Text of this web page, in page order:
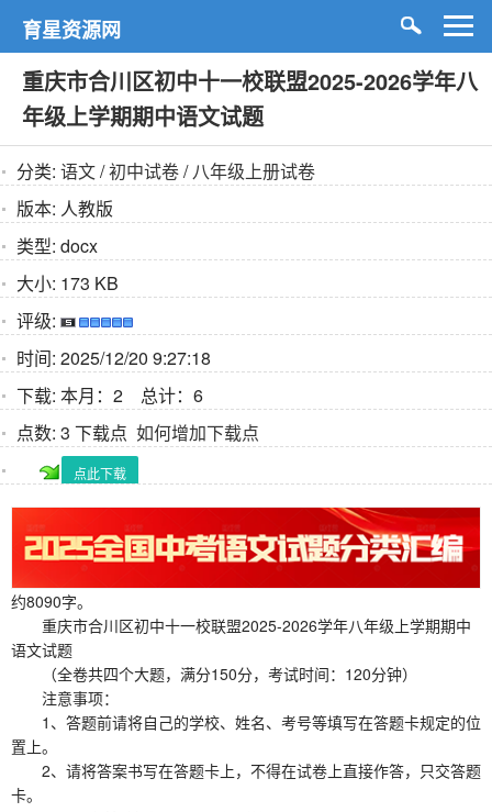
育星资源网
重庆市合川区初中十一校联盟2025-2026学年八
年级上学期期中语文试题
分类: 语文/初中试卷/八年级上册试卷
版本: 人教版
类型: docx
大小: 173 KB
评级:
时间: 2025/12/20 9:27:18
下载: 本月：2 总计：6
点数: 3 下载点 如何增加下载点
点此下载
约8090字。
重庆市合川区初中十一校联盟2025-2026学年八年级上学期期中
语文试题
（全卷共四个大题，满分150分，考试时间：120分钟）
注意事项：
1、答题前请将自己的学校、姓名、考号等填写在答题卡规定的位
置上。
2、请将答案书写在答题卡上，不得在试卷上直接作答，只交答题
卡。